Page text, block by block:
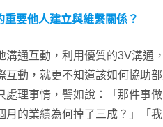
要他人建立與維繫關係？
溝通互動，利用優質的3V溝通
互動，就更不知道該如何協助
處理事情，譬如說：「那件事
月的業績為何掉了三成？」「